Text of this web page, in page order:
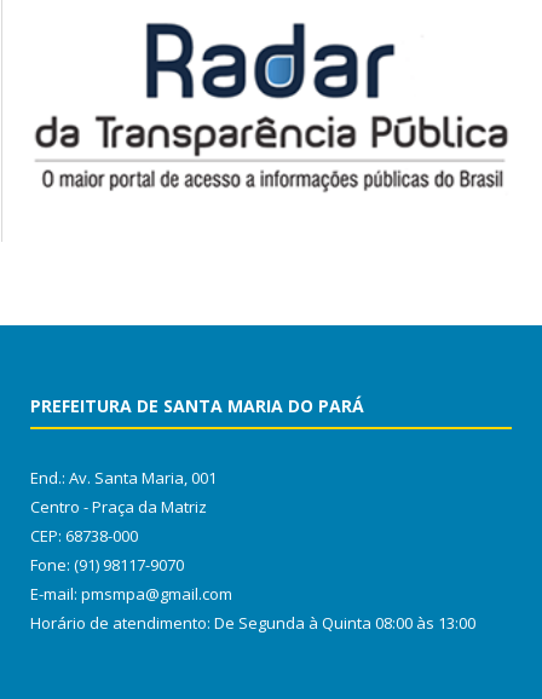
PREFEITURA DE SANTA MARIA DO PARÁ
End.: Av. Santa Maria, 001
Centro - Praça da Matriz
CEP: 68738-000
Fone: (91) 98117-9070
E-mail: pmsmpa@gmail.com
Horário de atendimento: De Segunda à Quinta 08:00 às 13:00